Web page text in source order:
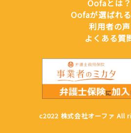
Oofaとは？
Oofaが選ばれ
利用者の声
よくある質
c2022 株式会社オーファ